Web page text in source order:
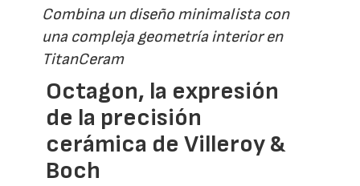
Combina un diseño minimalista con
una compleja geometría interior en
TitanCeram
Octagon, la expresión
de la precisión
cerámica de Villeroy &
Boch